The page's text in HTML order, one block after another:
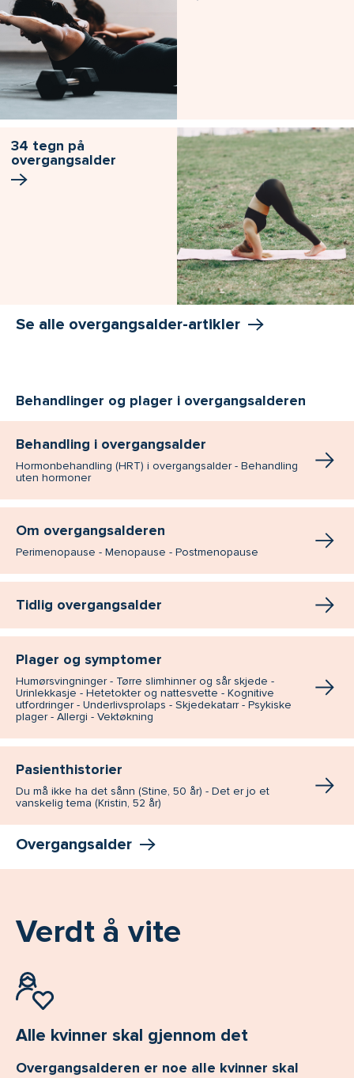
34 tegn på
overgangsalder
Se alle overgangsalder-artikler
Behandlinger og plager i overgangsalderen
Behandling i overgangsalder
Hormonbehandling (HRT) i overgangsalder - Behandling
uten hormoner
Om overgangsalderen
Perimenopause - Menopause - Postmenopause
Tidlig overgangsalder
Plager og symptomer
Humørsvingninger - Tørre slimhinner og sår skjede -
Urinlekkasje - Hetetokter og nattesvette - Kognitive
utfordringer - Underlivsprolaps - Skjedekatarr - Psykiske
plager - Allergi - Vektøkning
Pasienthistorier
Du må ikke ha det sånn (Stine, 50 år) - Det er jo et
vanskelig tema (Kristin, 52 år)
Overgangsalder
Verdt å vite
Alle kvinner skal gjennom det
Overgangsalderen er noe alle kvinner skal